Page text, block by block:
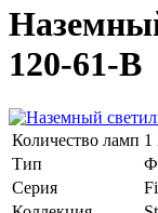
120-61-B
Количество ламп 1
Тип
Серия